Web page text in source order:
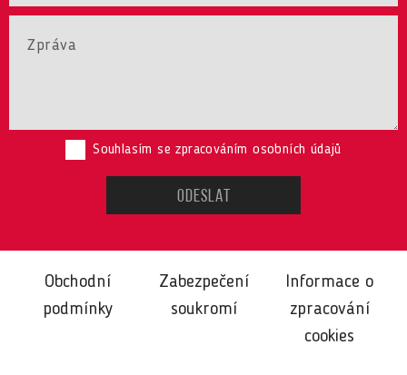
Souhlasím se zpracováním osobních údajů
Obchodní
podmínky
Zabezpečení
soukromí
Informace o
zpracování
cookies